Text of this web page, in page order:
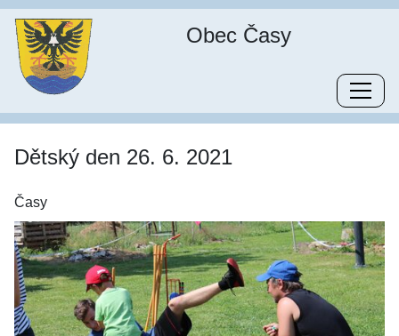
Obec Časy
Dětský den 26. 6. 2021
Časy